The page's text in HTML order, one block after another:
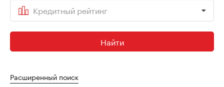
Кредитный рейтинг
Найти
Расширенный поиск